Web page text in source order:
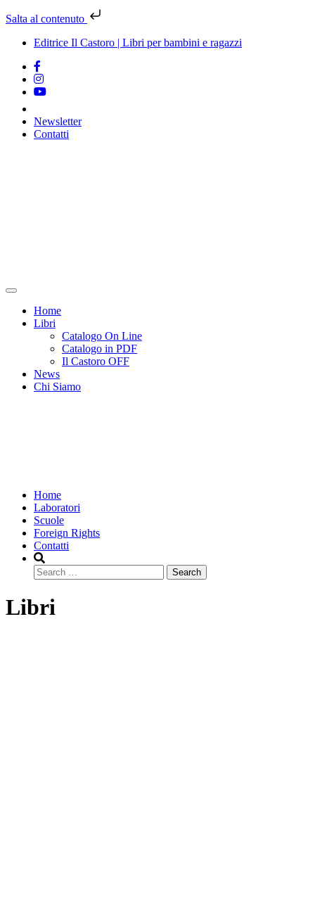
Salta al contenuto
Editrice Il Castoro | Libri per bambini e ragazzi
Newsletter
Contatti
Home
Libri
Catalogo On Line
Catalogo in PDF
Il Castoro OFF
News
Chi Siamo
Home
Laboratori
Scuole
Foreign Rights
Contatti
Search
Libri